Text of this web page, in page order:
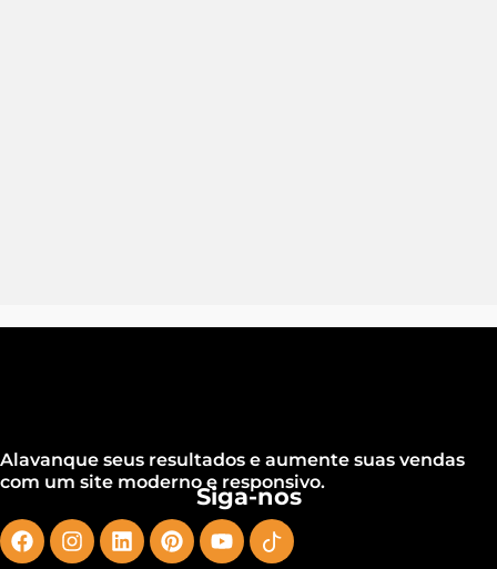
Alavanque seus resultados e aumente suas vendas
com um site moderno e responsivo.
Siga-nos